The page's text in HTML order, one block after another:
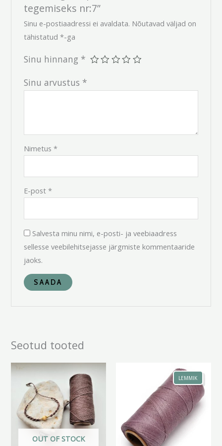
tegemiseks nr:7”
Sinu e-postiaadressi ei avaldata. Nõutavad väljad on
tähistatud *-ga
Sinu hinnang *
Sinu arvustus *
Nimetus *
E-post *
Salvesta minu nimi, e-posti- ja veebiaadress
sellesse veebilehitsejasse järgmiste kommentaaride
jaoks.
Seotud tooted
OUT OF STOCK
Hinnavahemik:
3.00 €
kuni
5.50 €
LEMMIK
Hinnavahemik:
3.00 €
kuni
5.50 €